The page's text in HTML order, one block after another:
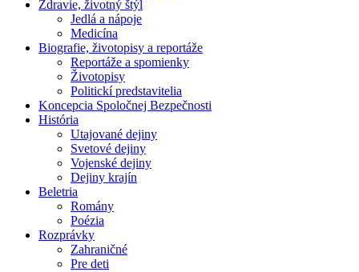
Zdravie, životný štýl
Jedlá a nápoje
Medicína
Biografie, životopisy a reportáže
Reportáže a spomienky
Životopisy
Politickí predstavitelia
Koncepcia Spoločnej Bezpečnosti
História
Utajované dejiny
Svetové dejiny
Vojenské dejiny
Dejiny krajín
Beletria
Romány
Poézia
Rozprávky
Zahraničné
Pre deti